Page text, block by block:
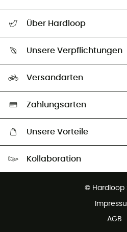
Größentabelle
Vertrag widerrufen
Über Hardloop
Unsere Botschafter
Unsere Verpflichtungen
Auswahl an nachhaltigen Produkten
Versandarten
Zahlungsarten
Unsere Vorteile
Kollaboration
© Hardloop
AGB